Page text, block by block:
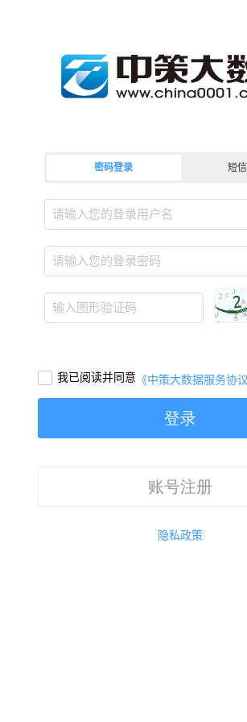
密码登录 短
请输入您的登录用户名
请输入您的登录密码
输入图形验证码
我已阅读并同意 《中策大数据服务协议
登录
账号注册
隐私政策